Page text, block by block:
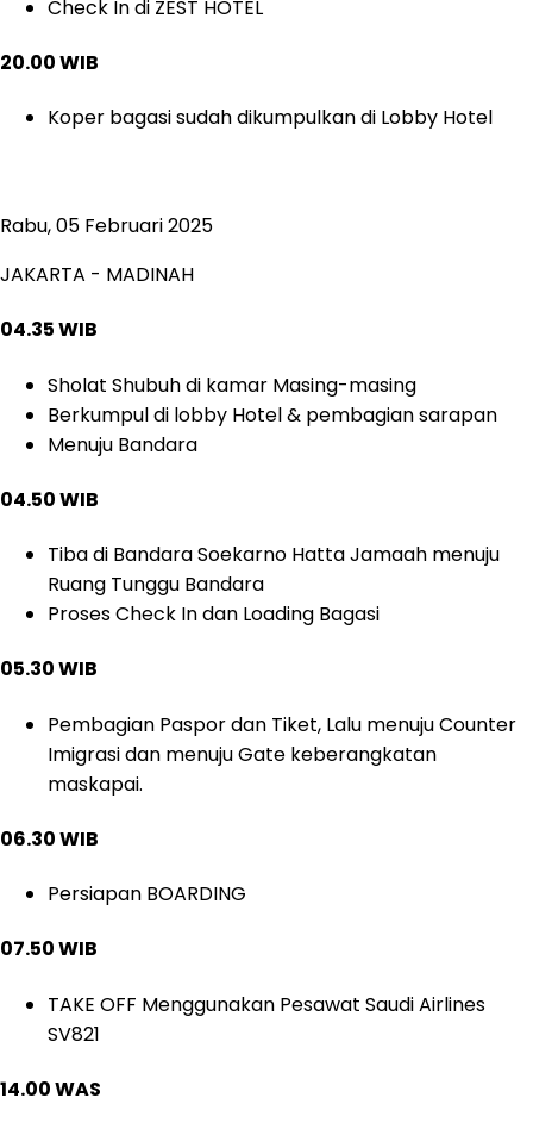
Check In di ZEST HOTEL
20.00 WIB
Koper bagasi sudah dikumpulkan di Lobby Hotel
Rabu, 05 Februari 2025
JAKARTA - MADINAH
04.35 WIB
Sholat Shubuh di kamar Masing-masing
Berkumpul di lobby Hotel & pembagian sarapan
Menuju Bandara
04.50 WIB
Tiba di Bandara Soekarno Hatta Jamaah menuju
Ruang Tunggu Bandara
Proses Check In dan Loading Bagasi
05.30 WIB
Pembagian Paspor dan Tiket, Lalu menuju Counter
Imigrasi dan menuju Gate keberangkatan
maskapai.
06.30 WIB
Persiapan BOARDING
07.50 WIB
TAKE OFF Menggunakan Pesawat Saudi Airlines
SV821
14.00 WAS